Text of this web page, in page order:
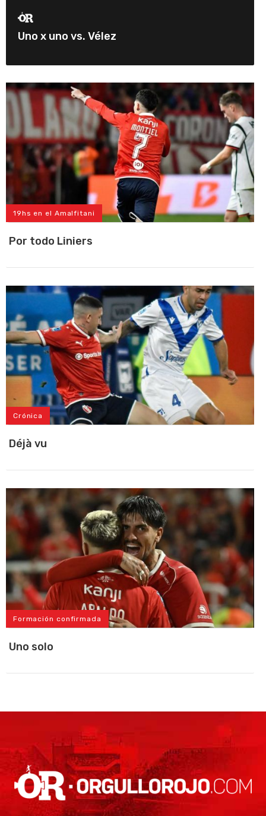
Uno x uno vs. Vélez
19hs en el Amalfitani
Por todo Liniers
Crónica
Déjà vu
Formación confirmada
Uno solo